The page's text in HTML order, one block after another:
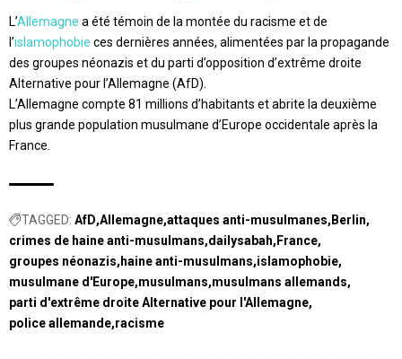
L’Allemagne a été témoin de la montée du racisme et de
l’islamophobie ces dernières années, alimentées par la propagande
des groupes néonazis et du parti d’opposition d’extrême droite
Alternative pour l’Allemagne (AfD).
L’Allemagne compte 81 millions d’habitants et abrite la deuxième
plus grande population musulmane d’Europe occidentale après la
France.
TAGGED: AfD Allemagne attaques anti-musulmanes Berlin
crimes de haine anti-musulmans dailysabah France
groupes néonazis haine anti-musulmans islamophobie
musulmane d'Europe musulmans musulmans allemands
parti d'extrême droite Alternative pour l'Allemagne
police allemande racisme